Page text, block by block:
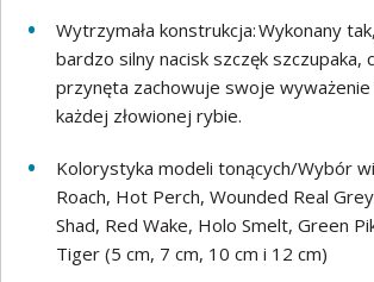
Wytrzymała konstrukcja: Wykonany
bardzo silny nacisk szczęk szczupaka,
przynęta zachowuje swoje wyważenie
każdej złowionej rybie.
Kolorystyka modeli tonących/Wybór
Roach, Hot Perch, Wounded Real
Shad, Red Wake, Holo Smelt, Green
Tiger (5 cm, 7 cm, 10 cm i 12 cm)